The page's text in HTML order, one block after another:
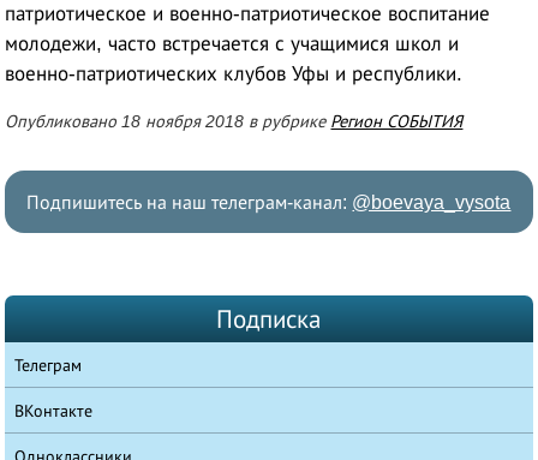
патриотическое и военно-патриотическое воспитание
молодежи, часто встречается с учащимися школ и
военно-патриотических клубов Уфы и республики.
Опубликовано 18 ноября 2018 в рубрике Регион СОБЫТИЯ
Подпишитесь на наш телеграм-канал: @boevaya_vysota
Подписка
Телеграм
ВКонтакте
Одноклассники